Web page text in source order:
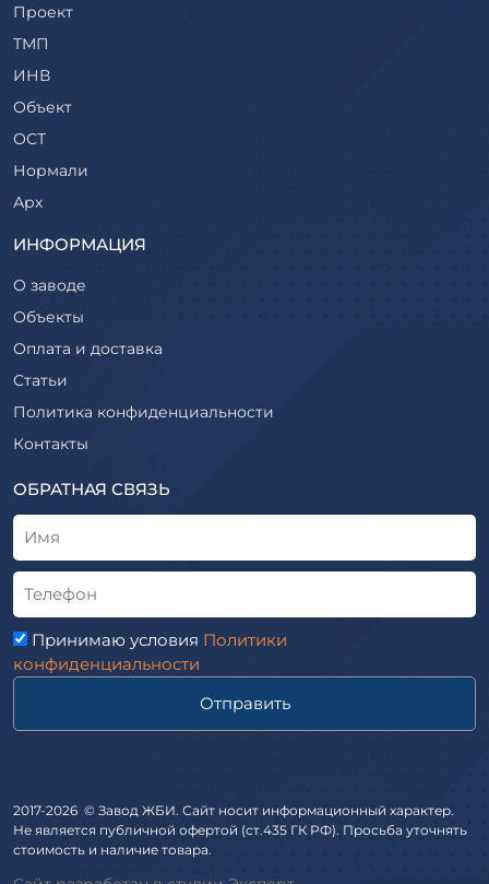
Ригели железобетонные
Сваи железобетонные
Стеновые блоки
Стойки железобетонные
Столбы железобетонные
Закладные детали
Трубы железобетонные
Утяжелители железобетонные
Фермы железобетонные
Фундаментные блоки
Фундаменты железобетонные
Шахты лифтов железобетонные
Шпалы железобетонные
Элементы благоустройства
Трубы асбоцементные
Приставки железобетонные (пасынки) Серия 3.407-57 и
ГОСТ 14295-75
Лестничные марши
Автопавильоны
Анкера железобетонные
Балки железобетонные
Блоки железобетонные
Кабины санитарно-технические
Капители колонн
Проект
ТМП
ИНВ
Объект
ОСТ
Нормали
Арх
ТР
Серия
ТП
ТПР
Шифр
Рабочие чертежи
ВСН
ТУ
Альбом
ИНФОРМАЦИЯ
О заводе
Объекты
Оплата и доставка
Статьи
Политика конфиденциальности
Контакты
ОБРАТНАЯ СВЯЗЬ
Принимаю условия Политики
конфиденциальности
Отправить
2017-2026 © Завод ЖБИ. Сайт носит информационный характер.
Не является публичной офертой (ст.435 ГК РФ). Просьба уточнять
стоимость и наличие товара.